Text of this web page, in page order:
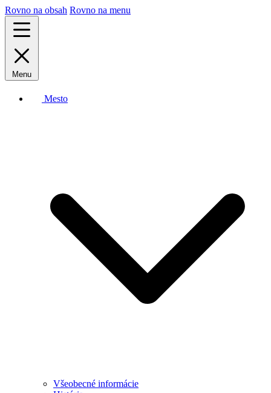
Rovno na obsah Rovno na menu
Menu
Mesto
Všeobecné informácie